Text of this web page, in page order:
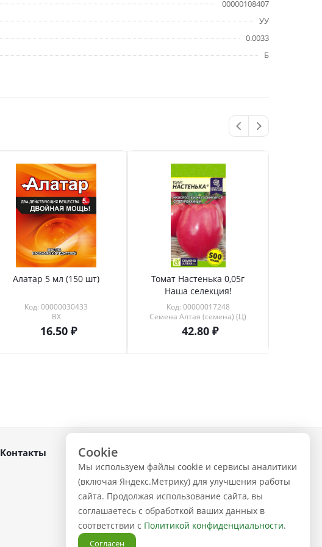
00000108407
УУ
0.0033
Б
Алатар 5 мл (150 шт)
Код: 00000030433
ВХ
16.50
Томат Настенька 0,05г
Наша селекция!
Код: 00000017248
Семена Алтая (семена) (Ц)
42.80
Контакты
ЗАКАЗАТЬ ЗВОНОК
Cookie
Мы используем файлы cookie и сервисы аналитики
(включая Яндекс.Метрику) для улучшения работы
сайта. Продолжая использование сайта, вы
соглашаетесь с обработкой ваших данных в
соответствии с Политикой конфиденциальности.
Согласен